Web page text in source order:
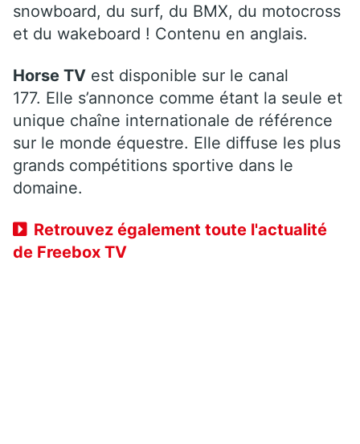
snowboard, du surf, du BMX, du motocross
et du wakeboard ! Contenu en anglais.
Horse TV est disponible sur le canal
177. Elle s’annonce comme étant la seule et
unique chaîne internationale de référence
sur le monde équestre. Elle diffuse les plus
grands compétitions sportive dans le
domaine.
Retrouvez également toute l'actualité
de Freebox TV